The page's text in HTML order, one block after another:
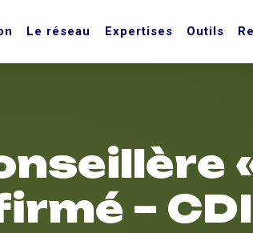
Le réseau Expertises Outils
– CDI